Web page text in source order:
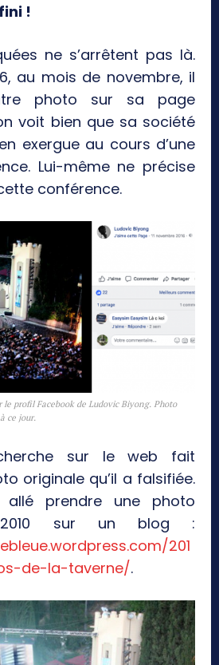
!
ne s’arrêtent pas là.
au mois de novembre, il
photo sur sa page
voit bien que sa société
exergue au cours d’une
Lui-même ne précise
conférence.
profil Facebook de Ludovic Biyong. Photo
ce jour.
sur le web fait
originale qu’il a falsifiée.
prendre une photo
sur un blog :
201
de-la-taverne/.